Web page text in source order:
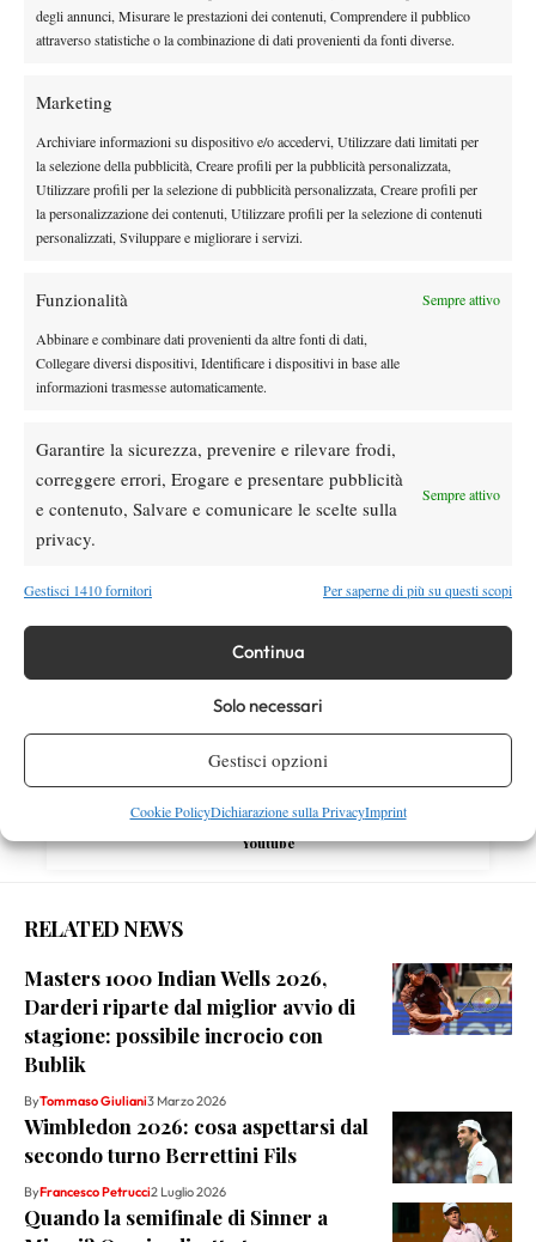
degli annunci, Misurare le prestazioni dei contenuti, Comprendere il pubblico
attraverso statistiche o la combinazione di dati provenienti da fonti diverse.
Marketing
Archiviare informazioni su dispositivo e/o accedervi, Utilizzare dati limitati per
la selezione della pubblicità, Creare profili per la pubblicità personalizzata,
Utilizzare profili per la selezione di pubblicità personalizzata, Creare profili per
la personalizzazione dei contenuti, Utilizzare profili per la selezione di contenuti
personalizzati, Sviluppare e migliorare i servizi.
Funzionalità Sempre attivo
Abbinare e combinare dati provenienti da altre fonti di dati,
Collegare diversi dispositivi, Identificare i dispositivi in base alle
informazioni trasmesse automaticamente.
Garantire la sicurezza, prevenire e rilevare frodi,
correggere errori, Erogare e presentare pubblicità
e contenuto, Salvare e comunicare le scelte sulla
privacy.
Sempre attivo
Gestisci 1410 fornitori Per saperne di più su questi scopi
Continua
Solo necessari
Gestisci opzioni
Cookie PolicyDichiarazione sulla PrivacyImprint
Quinn, Sonego entra nel tabellone
dove vedere il sorteggio del tabellone
News
Rusedski sul futuro di Alcaraz: “Non
Atp News
Masters 1000 Montreal 2026, Musetti: “Mi
manca ancora la costanza, fa male rivivere
SOCIAL
X
Youtube
RELATED NEWS
Masters 1000 Indian Wells 2026,
Darderi riparte dal miglior avvio di
stagione: possibile incrocio con
Bublik
ByTommaso Giuliani3 Marzo 2026
Wimbledon 2026: cosa aspettarsi dal
secondo turno Berrettini Fils
ByFrancesco Petrucci2 Luglio 2026
Quando la semifinale di Sinner a